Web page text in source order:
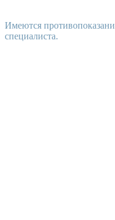
Имеются
специалиста.